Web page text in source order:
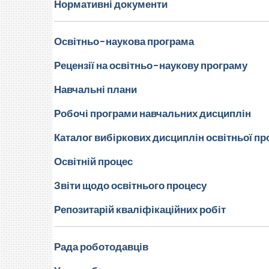
Нормативні документи
Освітньо-наукова програма
Рецензії на освітньо-наукову програму
Навчальні плани
Робочі програми навчальних дисциплін
Каталог вибіркових дисциплін освітньої
Освітній процес
Звіти щодо освітнього процесу
Репозитарій кваліфікаційних робіт
Рада роботодавців